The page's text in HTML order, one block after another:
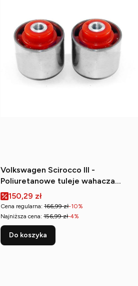
Volkswagen Scirocco III -
Poliuretanowe tuleje wahacza
tylnego wzdłużnego (przednie)
Cena promocyjna
150,29 zł
Cena regularna: 166,99 zł-10%
Najniższa cena: 156,99 zł-4%
Do koszyka